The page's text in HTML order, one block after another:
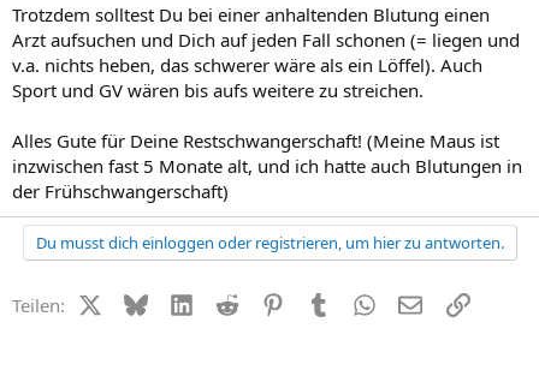
Trotzdem solltest Du bei einer anhaltenden Blutung einen
Arzt aufsuchen und Dich auf jeden Fall schonen (= liegen und
v.a. nichts heben, das schwerer wäre als ein Löffel). Auch
Sport und GV wären bis aufs weitere zu streichen.
Alles Gute für Deine Restschwangerschaft! (Meine Maus ist
inzwischen fast 5 Monate alt, und ich hatte auch Blutungen in
der Frühschwangerschaft)
Du musst dich einloggen oder registrieren, um hier zu antworten.
Teilen: X (Twitter)
BlueskyLinkedIn
Reddit PinterestTumblr WhatsApp
E-MailLink